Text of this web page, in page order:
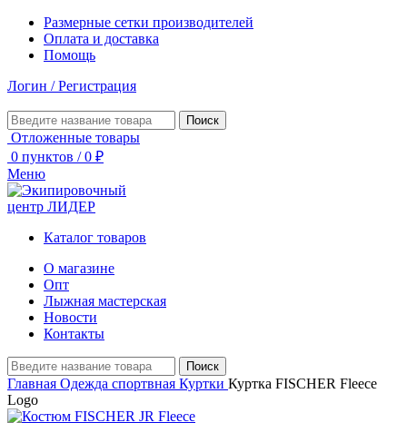
Размерные сетки производителей
Оплата и доставка
Помощь
Логин / Регистрация
Поиск
Отложенные товары
0 пунктов / 0 ₽
Меню
Каталог товаров
О магазине
Опт
Лыжная мастерская
Новости
Контакты
Поиск
Главная Одежда спортвная Куртки Куртка FISCHER Fleece
Logo